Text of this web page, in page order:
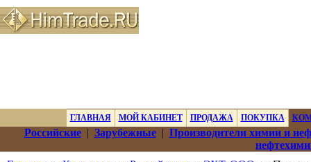
ГЛАВНАЯ МОЙ КАБИНЕТ ПРОДАЖА ПОКУПКА
Российские| Зарубежные| Производители химии и